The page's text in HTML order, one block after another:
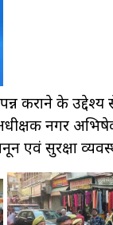
कराने के
नगर अभिषेक
एवं सुरक्षा